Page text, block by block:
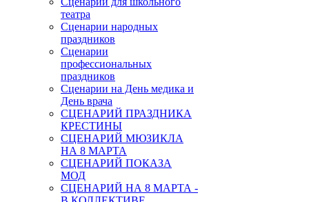
театра
Сценарии народных
праздников
Сценарии
профессиональных
праздников
Сценарии на День медика и
День врача
СЦЕНАРИЙ ПРАЗДНИКА
КРЕСТИНЫ
СЦЕНАРИЙ МЮЗИКЛА
НА 8 МАРТА
СЦЕНАРИЙ ПОКАЗА
МОД
СЦЕНАРИЙ НА 8 МАРТА -